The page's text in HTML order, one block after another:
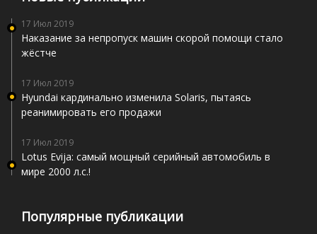
17 Июл 2019
Наказание за непропуск машин скорой помощи стало
жёстче
17 Июл 2019
Hyundai кардинально изменила Solaris, пытаясь
реанимировать его продажи
17 Июл 2019
Lotus Evija: самый мощный серийный автомобиль в
мире 2000 л.с.!
Популярные публикации